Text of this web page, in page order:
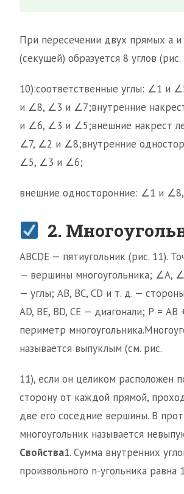
При пересечении двух прямых a
(секущей) образуется 8 углов (рис.
10):соответственные углы: ∠1 и
и ∠8, ∠3 и ∠7;внутренние
и ∠6, ∠3 и ∠5;внешние накрест
∠7, ∠2 и ∠8;внутренние
∠5, ∠3 и ∠6;
внешние односторонние: ∠1 и
2.
ABCDE — пятиугольник (рис. 11).
— вершины многоугольника; ∠A,
— углы; АВ, ВС, CD и т. д. —
AD, BE, BD, СЕ — диагонали; Р =
периметр
называется выпуклым (см. рис.
11), если он целиком расположен
сторону от каждой прямой,
две его соседние вершины. В
многоугольник называется
Свойства1. Сумма внутренних
произвольного n-угольника равна